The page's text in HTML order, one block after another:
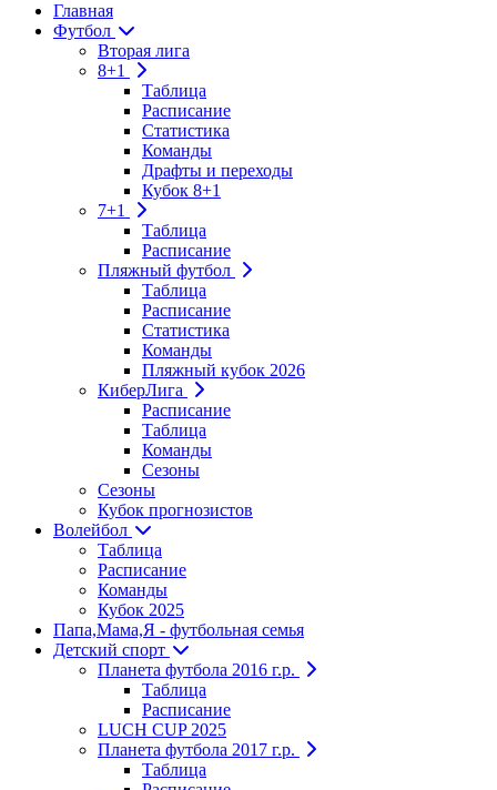
Главная
Футбол
Вторая лига
8+1
Таблица
Расписание
Статистика
Команды
Драфты и переходы
Кубок 8+1
7+1
Таблица
Расписание
Пляжный футбол
Таблица
Расписание
Статистика
Команды
Пляжный кубок 2026
КиберЛига
Расписание
Таблица
Команды
Сезоны
Сезоны
Кубок прогнозистов
Волейбол
Таблица
Расписание
Команды
Кубок 2025
Папа,Мама,Я - футбольная семья
Детский спорт
Планета футбола 2016 г.р.
Таблица
Расписание
LUCH CUP 2025
Планета футбола 2017 г.р.
Таблица